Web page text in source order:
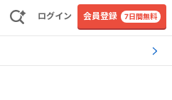
ログイン 会員登録 7日間無料